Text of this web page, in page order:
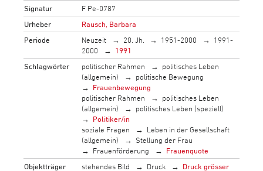
Signatur
F Pe-0787
Urheber
Rausch, Barbara
Periode
Neuzeit 20. Jh. 1951-2000
1991-
2000
1991
Schlagwörter
politischer Rahmen
politisches Leben
(allgemein)
politische Bewegung
Frauenbewegung
politischer Rahmen
politisches Leben
(allgemein)
politisches Leben (speziell)
Politiker/in
soziale Fragen
Leben in der Gesellschaft
(allgemein)
Stellung der Frau
Frauenförderung
Frauenquote
Objektträger
stehendes Bild Druck Druck grösser